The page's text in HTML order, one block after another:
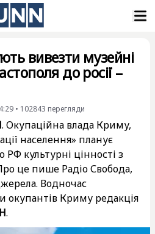
вивезти музейні
до росії –
• 102843 перегляди
. Окупаційна влада Криму,
населення» планує
культурні цінності з
це пише Радіо Свобода,
Водночас
окупантів Криму редакція
.